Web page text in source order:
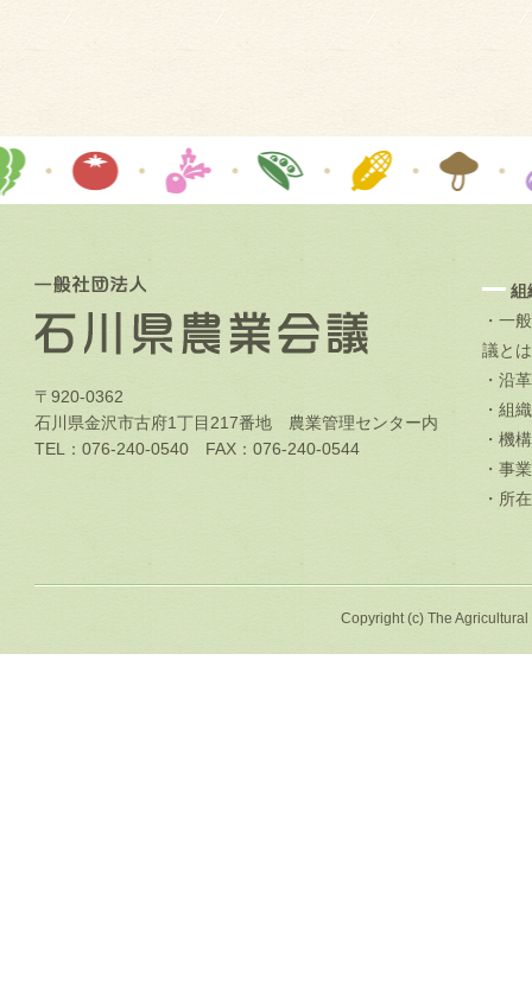
〒920-0362
石川県金沢市古府1丁目217番地 農業管理センター内
TEL：076-240-0540 FAX：076-240-0544
組
・一
議とは
・沿革
・組
・機
・事
・所
Copyright (c) The